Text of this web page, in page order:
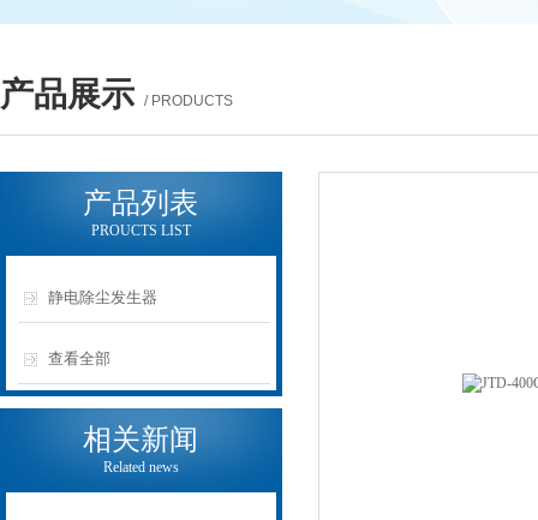
产品展示 / PRODUCTS
产品列表
PROUCTS LIST
静电除尘发生器
查看全部
相关新闻
Related news